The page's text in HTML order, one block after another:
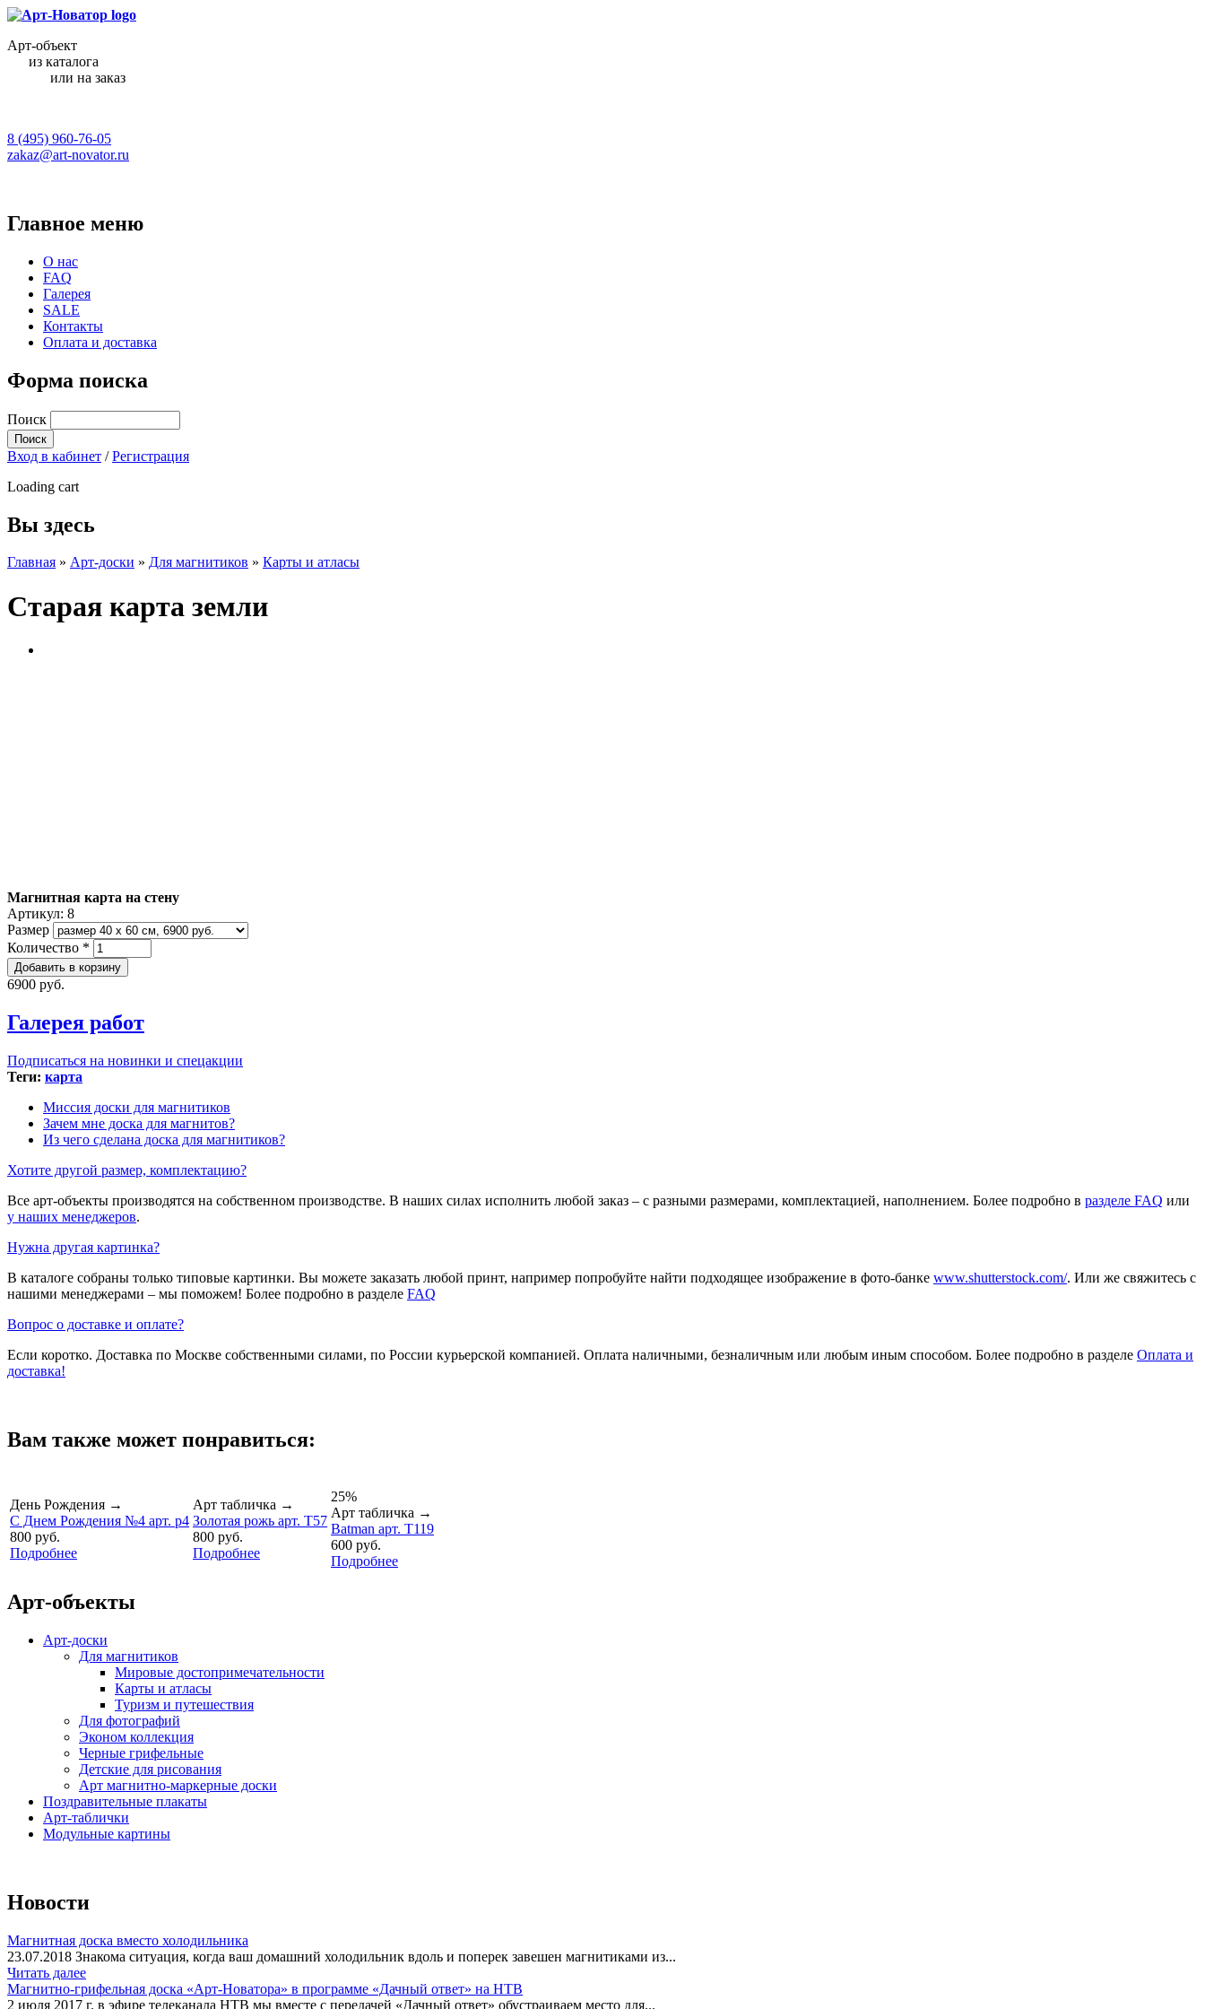
Арт-объект
из каталога
или на заказ
8 (495) 960-76-05
zakaz@art-novator.ru
Главное меню
О нас
FAQ
Галерея
SALE
Контакты
Оплата и доставка
Форма поиска
Поиск
Вход в кабинет /Регистрация
Loading cart
Вы здесь
Главная » Арт-доски » Для магнитиков » Карты и атласы
Старая карта земли
Магнитная карта на стену
Артикул: 8
Размер
Количество *
6900 руб.
Галерея работ
Подписаться на новинки и спецакции
Теги: карта
Миссия доски для магнитиков
Зачем мне доска для магнитов?
Из чего сделана доска для магнитиков?
Хотите другой размер, комплектацию?
Все арт-объекты производятся на собственном производстве. В наших силах исполнить любой заказ – с разными размерами, комплектацией, наполнением. Более подробно в разделе FAQ или
у наших менеджеров.
Нужна другая картинка?
В каталоге собраны только типовые картинки. Вы можете заказать любой принт, например попробуйте найти подходящее изображение в фото-банке www.shutterstock.com/. Или же свяжитесь с
нашими менеджерами – мы поможем! Более подробно в разделе FAQ
Вопрос о доставке и оплате?
Если коротко. Доставка по Москве собственными силами, по России курьерской компанией. Оплата наличными, безналичным или любым иным способом. Более подробно в разделе Оплата и
доставка!
Вам также может понравиться:
День Рождения →
С Днем Рождения №4 арт. p4
800 руб.
Подробнее
Арт табличка →
Золотая рожь арт. T57
800 руб.
Подробнее
25%
Арт табличка →
Batman арт. T119
600 руб.
Подробнее
Арт-объекты
Арт-доски
Для магнитиков
Мировые достопримечательности
Карты и атласы
Туризм и путешествия
Для фотографий
Эконом коллекция
Черные грифельные
Детские для рисования
Арт магнитно-маркерные доски
Поздравительные плакаты
Арт-таблички
Модульные картины
Новости
Магнитная доска вместо холодильника
23.07.2018 Знакома ситуация, когда ваш домашний холодильник вдоль и поперек завешен магнитиками из...
Читать далее
Магнитно-грифельная доска «Арт-Новатора» в программе «Дачный ответ» на НТВ
2 июля 2017 г. в эфире телеканала НТВ мы вместе с передачей «Дачный ответ» обустраиваем место для...